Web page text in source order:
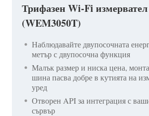
Трифазен Wi-Fi
(WEM3050T)
Наблюдавайте двупосочната
метър с двупосочна функция
Малък размер и ниска цена,
шина пасва добре в кутията на
уред
Отворен API за интеграция с
сървър